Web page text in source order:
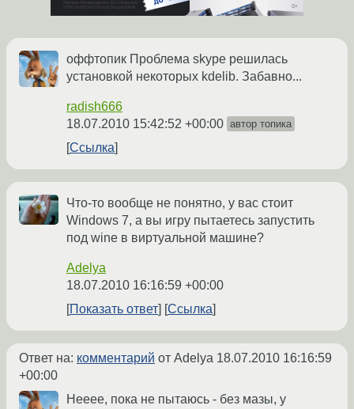
оффтопик Проблема skype решилась
установкой некоторых kdelib. Забавно...
radish666
18.07.2010 15:42:52 +00:00 автор топика
Ссылка
Что-то вообще не понятно, у вас стоит
Windows 7, а вы игру пытаетесь запустить
под wine в виртуальной машине?
Adelya
18.07.2010 16:16:59 +00:00
Показать ответ
Ссылка
Ответ на: комментарий от Adelya 18.07.2010 16:16:59
+00:00
Нееее, пока не пытаюсь - без мазы, у